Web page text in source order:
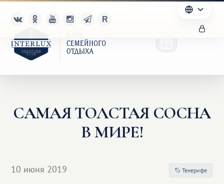
Клуб
Преимущества
Партнерам
САМАЯ ТОЛСТАЯ СОСНА
В МИРЕ!
10 июня 2019 Тенерифе